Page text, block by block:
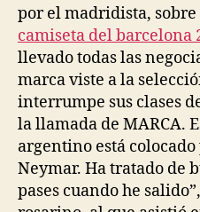
por el madridista,
camiseta del barcelona
llevado todas las
marca viste a la
interrumpe sus clases
la llamada de MARCA.
argentino está
Neymar. Ha tratado de
pases cuando he